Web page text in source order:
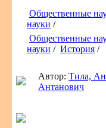
Общественные
науки /
Общественные
науки / История /
Автор:Тила,
Антанович